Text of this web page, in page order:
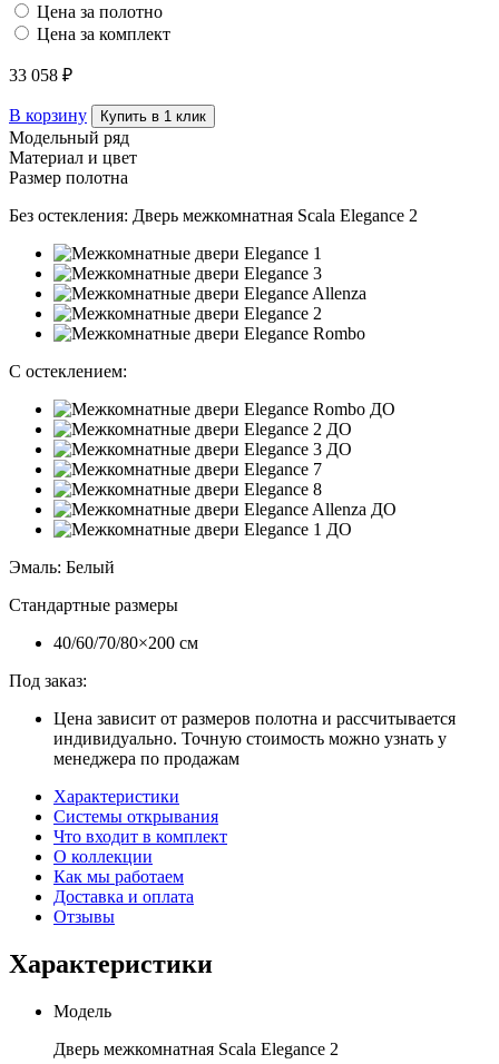
Цена за полотно
Цена за комплект
33 058 ₽
В корзину Купить в 1 клик
Модельный ряд
Материал и цвет
Размер полотна
Без остекления: Дверь межкомнатная Scala Elegance 2
С остеклением:
Эмаль: Белый
Стандартные размеры
40/60/70/80×200 см
Под заказ:
Цена зависит от размеров полотна и рассчитывается
индивидуально. Точную стоимость можно узнать у
менеджера по продажам
Характеристики
Системы открывания
Что входит в комплект
О коллекции
Как мы работаем
Доставка и оплата
Отзывы
Характеристики
Модель
Дверь межкомнатная Scala Elegance 2